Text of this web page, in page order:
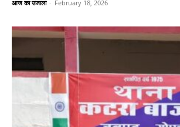
आज का उजाला - February 18, 2026